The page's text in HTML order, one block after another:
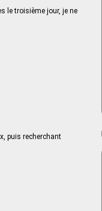
le troisième jour, je ne
puis recherchant